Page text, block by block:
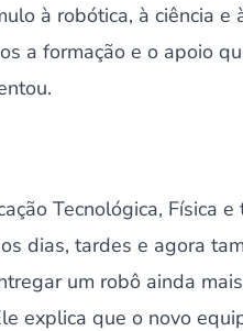
à robótica, à ciência
a formação e o apoio
Tecnológica, Física
dias, tardes e agora
um robô ainda
explica que o novo